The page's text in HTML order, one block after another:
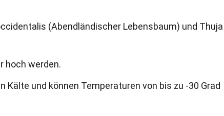
(Abendländischer Lebensbaum) und Thuja
hoch werden.
Kälte und können Temperaturen von bis zu -30 Grad